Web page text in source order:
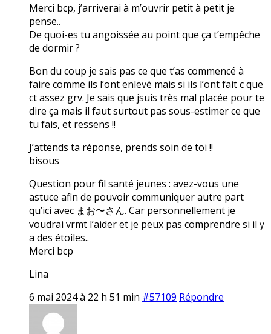
Merci bcp, j’arriverai à m’ouvrir petit à petit je
pense..
De quoi-es tu angoissée au point que ça t’empêche
de dormir ?
Bon du coup je sais pas ce que t’as commencé à
faire comme ils l’ont enlevé mais si ils l’ont fait c que
ct assez grv. Je sais que jsuis très mal placée pour te
dire ça mais il faut surtout pas sous-estimer ce que
tu fais, et ressens !!
J’attends ta réponse, prends soin de toi !!
bisous
Question pour fil santé jeunes : avez-vous une
astuce afin de pouvoir communiquer autre part
qu’ici avec まお〜さん. Car personnellement je
voudrai vrmt l’aider et je peux pas comprendre si il y
a des étoiles..
Merci bcp
Lina
6 mai 2024 à 22 h 51 min #57109 Répondre